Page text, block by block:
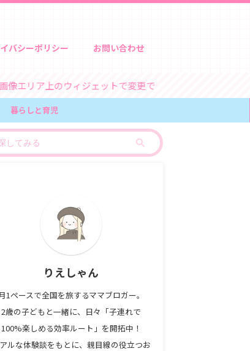
バシーポリシー お問い合わせ
上のウィジェットで変更できます
暮らしと育児
りえしゃん
1ペースで全国を旅するママブロガー。
2歳の子どもと一緒に、日々「子連れで
100%楽しめる効率ルート」を開拓中！
ルな体験談をもとに、親目線の役立つお